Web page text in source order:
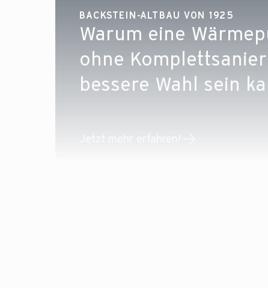
BACKSTEIN-ALTBAU VON 1925
Warum eine
ohne
bessere Wahl sein